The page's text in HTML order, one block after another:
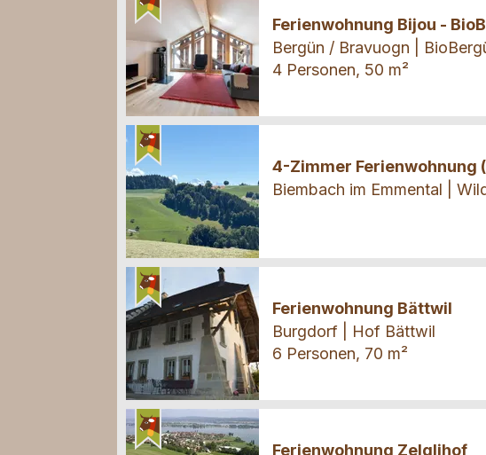
Ferienwohnung Bijou -
Bergün / Bravuogn |
4 Personen, 50 m²
4-Zimmer Ferienwohnung
Biembach im Emmental |
Ferienwohnung Bättwil
Burgdorf | Hof Bättwil
6 Personen, 70 m²
Ferienwohnung Zelglihof